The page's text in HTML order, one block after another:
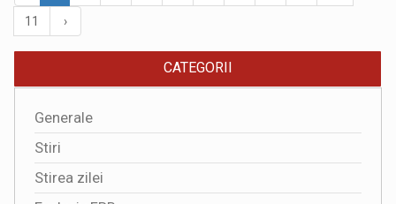
11 ›
CATEGORII
Generale
Stiri
Stirea zilei